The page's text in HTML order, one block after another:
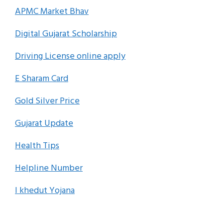
APMC Market Bhav
Digital Gujarat Scholarship
Driving License online apply
E Sharam Card
Gold Silver Price
Gujarat Update
Health Tips
Helpline Number
I khedut Yojana